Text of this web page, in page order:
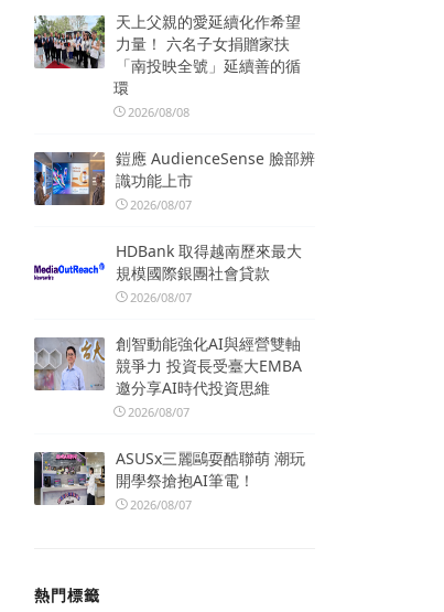
天上父親的愛延續化作希望
力量！ 六名子女捐贈家扶
「南投映全號」延續善的循
環
2026/08/08
鎧應 AudienceSense 臉部辨
識功能上市
2026/08/07
HDBank 取得越南歷來最大
規模國際銀團社會貸款
2026/08/07
創智動能強化AI與經營雙軸
競爭力 投資長受臺大EMBA
邀分享AI時代投資思維
2026/08/07
ASUSx三麗鷗耍酷聯萌 潮玩
開學祭搶抱AI筆電！
2026/08/07
熱門標籤